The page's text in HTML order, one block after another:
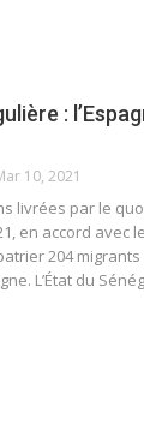
:
10, 2021
livrées par le
en accord avec
204
L’État du